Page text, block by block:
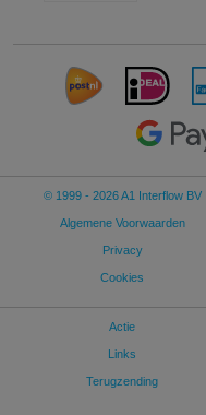
© 1999 - 2026 A1 Interflow BV
Algemene Voorwaarden
Privacy
Cookies
Actie
Links
Terugzending